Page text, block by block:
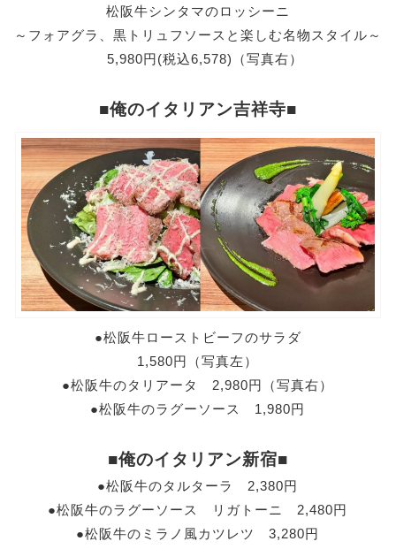
松阪牛シンタマのロッシーニ
～フォアグラ、黒トリュフソースと楽しむ名物スタイル～
5,980円(税込6,578)（写真右）
■俺のイタリアン吉祥寺■
●松阪牛ローストビーフのサラダ
1,580円（写真左）
●松阪牛のタリアータ 2,980円（写真右）
●松阪牛のラグーソース 1,980円
■俺のイタリアン新宿■
●松阪牛のタルターラ 2,380円
●松阪牛のラグーソース リガトーニ 2,480円
●松阪牛のミラノ風カツレツ 3,280円